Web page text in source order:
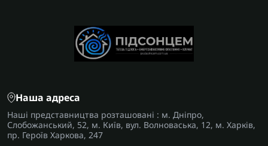
Наша адреса
Наші представництва розташовані : м. Дніпро,
Слобожанський, 52, м. Київ, вул. Волноваська, 12, м. Харків,
пр. Героїв Харкова, 247